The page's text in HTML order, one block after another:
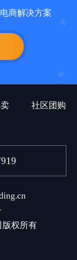
商解决方案
社区团购
版权所有